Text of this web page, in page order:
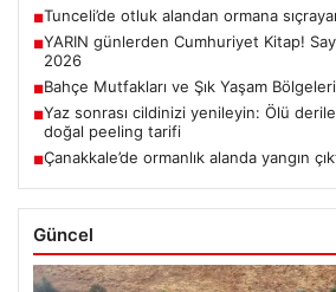
■Tunceli’de otluk alandan ormana
■YARIN günlerden Cumhuriyet Kitap!
2026
■Bahçe Mutfakları ve Şık Yaşam Bölgeleri
■Yaz sonrası cildinizi yenileyin: Ölü
doğal peeling tarifi
■Çanakkale’de ormanlık alanda yangın
Güncel